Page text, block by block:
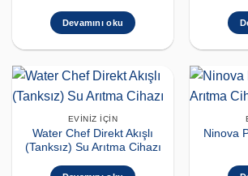
Devamını oku
EVINIZ İÇIN
Water Chef Direkt Akışlı
(Tanksız) Su Arıtma Cihazı
Ninova